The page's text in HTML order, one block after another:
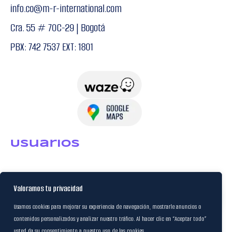
Valoramos tu privacidad
Usamos cookies para mejorar su experiencia de navegación, mostrarle anuncios o
contenidos personalizados y analizar nuestro tráfico. Al hacer clic en “Aceptar todo”
info.co@m-r-international.com
Cra. 55 # 70C-29 | Bogotá
PBX: 742 7537 EXT: 1801
USuarios
Política de Datos
Certificación FSC